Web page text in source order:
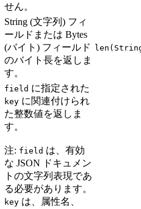
せん。
String (文字列) フィ
ールドまたは Bytes
(バイト) フィールド
のバイト長を返しま
す。
field に指定された
key に関連付けられ
た整数値を返しま
す。
注: field は、有効
な JSON ドキュメン
トの文字列表現であ
る必要があります。
key は、属性名、